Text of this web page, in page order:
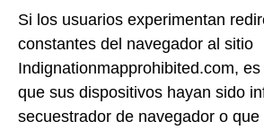
Si los usuarios experimentan
constantes del navegador al sitio
Indignationmapprohibited.com,
que sus dispositivos hayan sido
secuestrador de navegador o que